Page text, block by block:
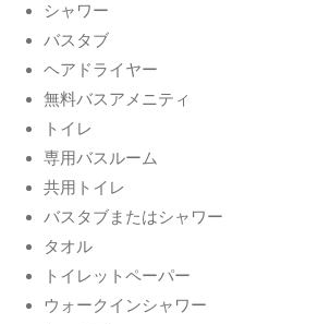
シャワー
バスタブ
ヘアドライヤー
無料バスアメニティ
トイレ
専用バスルーム
共用トイレ
バスタブまたはシャワー
タオル
トイレットペーパー
ウォークインシャワー